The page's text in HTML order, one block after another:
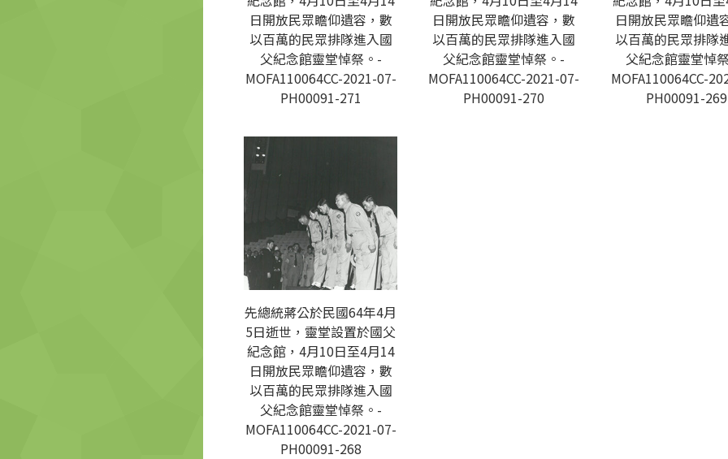
日開放民眾瞻仰遺容，數
以百萬的民眾排隊進入國
父紀念館靈堂悼祭。-
MOFA110064CC-2021-07-
PH00091-271
日開放民眾瞻仰遺容，數
以百萬的民眾排隊進入國
父紀念館靈堂悼祭。-
MOFA110064CC-2021-07-
PH00091-270
日開放民眾瞻仰遺
以百萬的民眾排隊
父紀念館靈堂悼
MOFA110064CC-
PH00091-269
先總統蔣公於民國64年4月
5日逝世，靈堂設置於國父
紀念館，4月10日至4月14
日開放民眾瞻仰遺容，數
以百萬的民眾排隊進入國
父紀念館靈堂悼祭。-
MOFA110064CC-2021-07-
PH00091-268